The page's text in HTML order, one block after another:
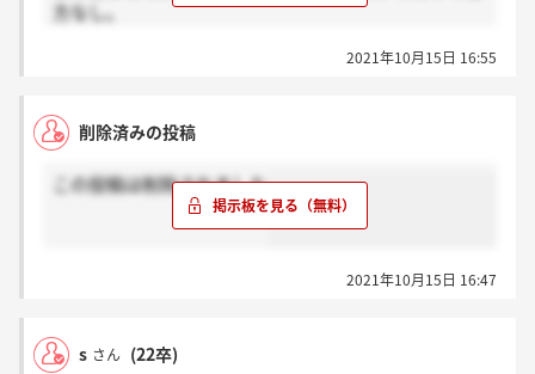
になされ、こちらも焦る雰囲気の面接でした。(上記
・各ブースに案内してくださる人事課？の方から面接
面接官の方にはそのことに触れられませんでした。
対人の面接である以上多少の時間のずれがあるのは致
し方ないことではありますが、結果的に悔いやわだか
まりの残る面接でした。
思えば昨年の二次面接の際も、志望動機に対し「さ
ぁ、どうする！？」と「フランク」に面接が始まった
なぁと感じました。
方なし。
かったので少し安堵した節はある……。2021年10月15日 16:55
削除済みの投稿
この投稿は削除されました
2021年10月15日 16:47
s さん (22卒)